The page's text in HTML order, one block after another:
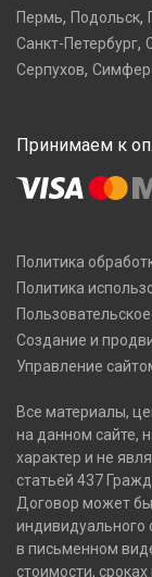
Пермь, Подольск,
Санкт-Петербург,
Серпухов,
Принимаем к
Политика
Политика
Создание и
Управление
Все материалы,
на данном сайте,
характер и не
статьей 437
Договор может
индивидуального
в письменном
стоимости,